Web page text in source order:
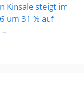
Kinsale steigt im
um 31 % auf